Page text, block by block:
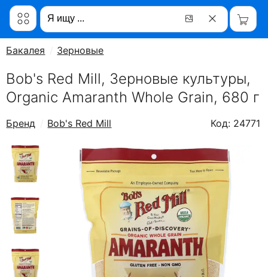
Бакалея Зерновые
Bob's Red Mill, Зерновые культуры,
Organic Amaranth Whole Grain, 680 г
Бренд Bob's Red Mill Код: 24771